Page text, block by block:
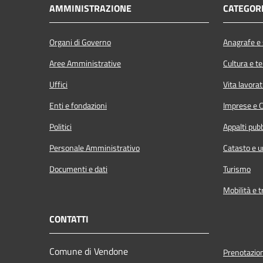
AMMINISTRAZIONE
Organi di Governo
Aree Amministrative
Uffici
Enti e fondazioni
Politici
Personale Amministrativo
Documenti e dati
Anagrafe
Cultura e
Vita
Imprese e
Appalti
Catasto e
Turismo
Mobilità e
CONTATTI
Comune di Vendone